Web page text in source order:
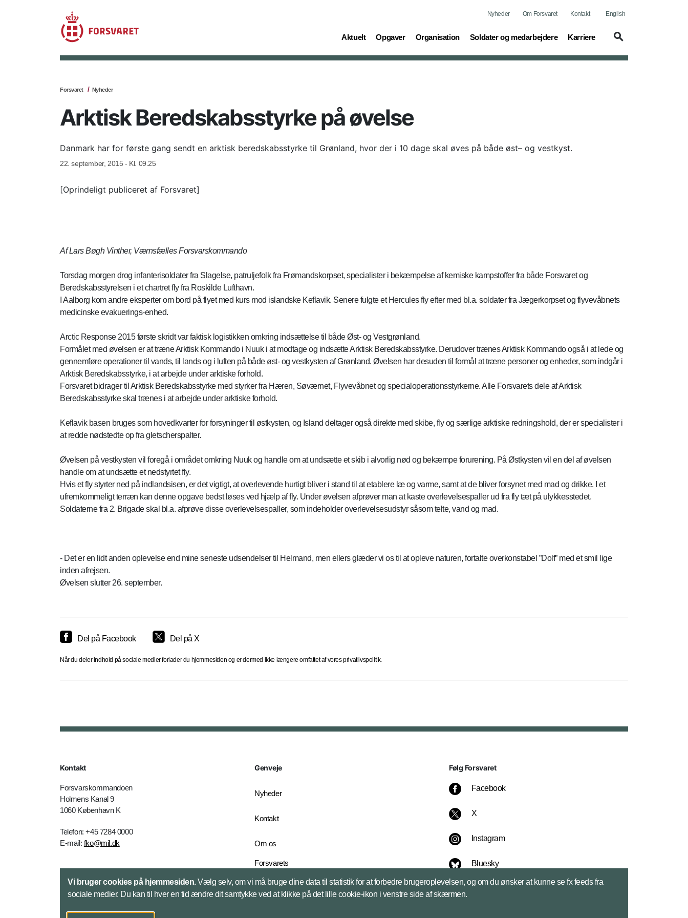
Nyheder Om Forsvaret Kontakt English
Aktuelt
(current) Opgaver
(current) Organisation
(current) Soldater og medarbejdere
(current) Karriere
(current)
Forsvaret Nyheder
Arktisk Beredskabsstyrke på øvelse
Danmark har for første gang sendt en arktisk beredskabsstyrke til Grønland, hvor der i 10 dage skal øves på både øst– og vestkyst.
22. september, 2015 - Kl. 09.25
[Oprindeligt publiceret af Forsvaret]
Af Lars Bøgh Vinther, Værnsfælles Forsvarskommando
Torsdag morgen drog infanterisoldater fra Slagelse, patruljefolk fra Frømandskorpset, specialister i bekæmpelse af kemiske kampstoffer fra både Forsvaret og
Beredskabsstyrelsen i et chartret fly fra Roskilde Lufthavn.
I Aalborg kom andre eksperter om bord på flyet med kurs mod islandske Keflavik. Senere fulgte et Hercules fly efter med bl.a. soldater fra Jægerkorpset og flyvevåbnets
medicinske evakuerings-enhed.
Arctic Response 2015 første skridt var faktisk logistikken omkring indsættelse til både Øst- og Vestgrønland.
Formålet med øvelsen er at træne Arktisk Kommando i Nuuk i at modtage og indsætte Arktisk Beredskabsstyrke. Derudover trænes Arktisk Kommando også i at lede og
gennemføre operationer til vands, til lands og i luften på både øst- og vestkysten af Grønland. Øvelsen har desuden til formål at træne personer og enheder, som indgår i
Arktisk Beredskabsstyrke, i at arbejde under arktiske forhold.
Forsvaret bidrager til Arktisk Beredskabsstyrke med styrker fra Hæren, Søværnet, Flyvevåbnet og specialoperationsstyrkerne. Alle Forsvarets dele af Arktisk
Beredskabsstyrke skal trænes i at arbejde under arktiske forhold.
Keflavik basen bruges som hovedkvarter for forsyninger til østkysten, og Island deltager også direkte med skibe, fly og særlige arktiske redningshold, der er specialister i
at redde nødstedte op fra gletscherspalter.
Øvelsen på vestkysten vil foregå i området omkring Nuuk og handle om at undsætte et skib i alvorlig nød og bekæmpe forurening. På Østkysten vil en del af øvelsen
handle om at undsætte et nedstyrtet fly.
Hvis et fly styrter ned på indlandsisen, er det vigtigt, at overlevende hurtigt bliver i stand til at etablere læ og varme, samt at de bliver forsynet med mad og drikke. I et
ufremkommeligt terræn kan denne opgave bedst løses ved hjælp af fly. Under øvelsen afprøver man at kaste overlevelsespaller ud fra fly tæt på ulykkesstedet.
Soldaterne fra 2. Brigade skal bl.a. afprøve disse overlevelsespaller, som indeholder overlevelsesudstyr såsom telte, vand og mad.
- Det er en lidt anden oplevelse end mine seneste udsendelser til Helmand, men ellers glæder vi os til at opleve naturen, fortalte overkonstabel ”Dolf” med et smil lige
inden afrejsen.
Øvelsen slutter 26. september.
Del på Facebook Del på X
Når du deler indhold på sociale medier forlader du hjemmesiden og er dermed ikke længere omfattet af vores privatlivspolitik.
Kontakt
Forsvarskommandoen
Holmens Kanal 9
1060 København K
Telefon: +45 7284 0000
E-mail: fko@mil.dk
Kontakt
Genveje
Nyheder
Kontakt
Om os
Forsvarets
English Edition
Følg Forsvaret
Facebook
X
Instagram
Bluesky
LinkedIn
Vi bruger cookies på hjemmesiden.Vælg selv, om vi må bruge dine data til statistik for at forbedre brugeroplevelsen, og om du ønsker at kunne se fx feeds fra
sociale medier. Du kan til hver en tid ændre dit samtykke ved at klikke på det lille cookie-ikon i venstre side af skærmen.